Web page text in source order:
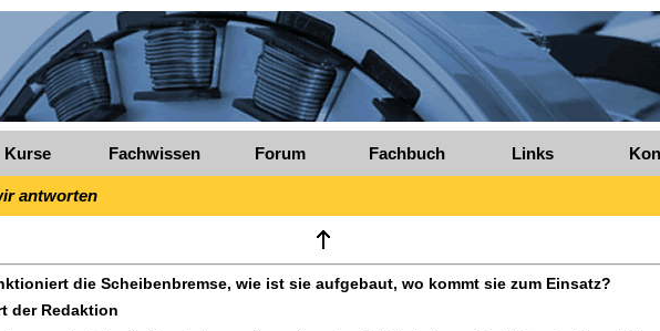
Kurse Fachwissen Forum Fachbuch Links
antworten
die Scheibenbremse, wie ist sie aufgebaut, wo kommt sie zum Einsatz?
der Redaktion